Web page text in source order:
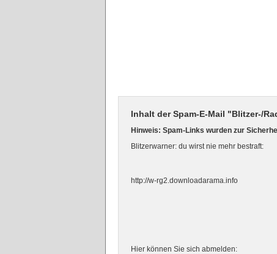
Inhalt der Spam-E-Mail "Blitzer-/
Hinweis: Spam-Links wurden zur
Blitzerwarner: du wirst nie mehr bestraft:
http://w-rg2.downloadarama.info
Hier können Sie sich abmelden: